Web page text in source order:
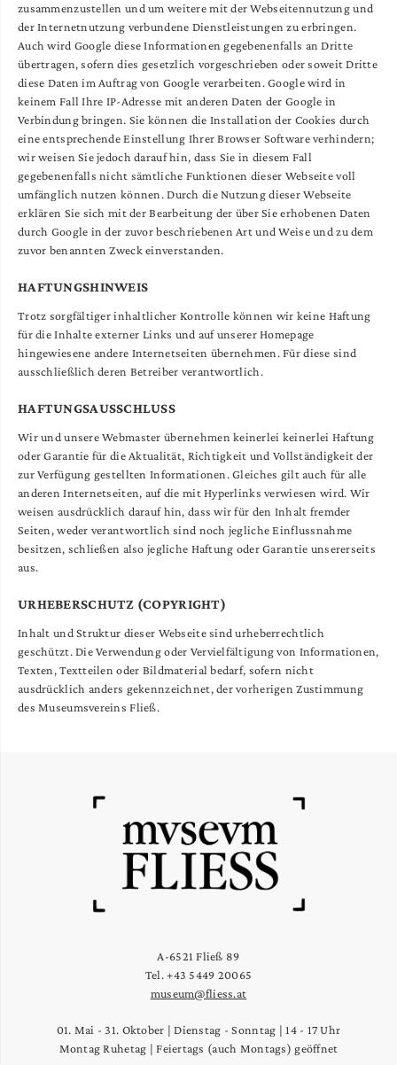
zusammenzustellen und um weitere mit der Webseitennutzung und
der Internetnutzung verbundene Dienstleistungen zu erbringen.
Auch wird Google diese Informationen gegebenenfalls an Dritte
übertragen, sofern dies gesetzlich vorgeschrieben oder soweit Dritte
diese Daten im Auftrag von Google verarbeiten. Google wird in
keinem Fall Ihre IP-Adresse mit anderen Daten der Google in
Verbindung bringen. Sie können die Installation der Cookies durch
eine entsprechende Einstellung Ihrer Browser Software verhindern;
wir weisen Sie jedoch darauf hin, dass Sie in diesem Fall
gegebenenfalls nicht sämtliche Funktionen dieser Webseite voll
umfänglich nutzen können. Durch die Nutzung dieser Webseite
erklären Sie sich mit der Bearbeitung der über Sie erhobenen Daten
durch Google in der zuvor beschriebenen Art und Weise und zu dem
zuvor benannten Zweck einverstanden.
HAFTUNGSHINWEIS
Trotz sorgfältiger inhaltlicher Kontrolle können wir keine Haftung
für die Inhalte externer Links und auf unserer Homepage
hingewiesene andere Internetseiten übernehmen. Für diese sind
ausschließlich deren Betreiber verantwortlich.
HAFTUNGSAUSSCHLUSS
Wir und unsere Webmaster übernehmen keinerlei keinerlei Haftung
oder Garantie für die Aktualität, Richtigkeit und Vollständigkeit der
zur Verfügung gestellten Informationen. Gleiches gilt auch für alle
anderen Internetseiten, auf die mit Hyperlinks verwiesen wird. Wir
weisen ausdrücklich darauf hin, dass wir für den Inhalt fremder
Seiten, weder verantwortlich sind noch jegliche Einflussnahme
besitzen, schließen also jegliche Haftung oder Garantie unsererseits
aus.
URHEBERSCHUTZ (COPYRIGHT)
Inhalt und Struktur dieser Webseite sind urheberrechtlich
geschützt. Die Verwendung oder Vervielfältigung von Informationen,
Texten, Textteilen oder Bildmaterial bedarf, sofern nicht
ausdrücklich anders gekennzeichnet, der vorherigen Zustimmung
des Museumsvereins Fließ.
A-6521 Fließ 89
Tel. +43 5449 20065
museum@fliess.at
01. Mai - 31. Oktober | Dienstag - Sonntag | 14 - 17 Uhr
Montag Ruhetag | Feiertags (auch Montags) geöffnet